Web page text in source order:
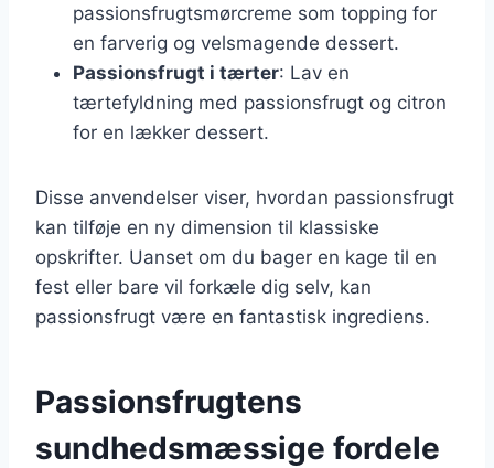
passionsfrugtsmørcreme som topping for
en farverig og velsmagende dessert.
Passionsfrugt i tærter: Lav en
tærtefyldning med passionsfrugt og citron
for en lækker dessert.
Disse anvendelser viser, hvordan passionsfrugt
kan tilføje en ny dimension til klassiske
opskrifter. Uanset om du bager en kage til en
fest eller bare vil forkæle dig selv, kan
passionsfrugt være en fantastisk ingrediens.
Passionsfrugtens
sundhedsmæssige fordele